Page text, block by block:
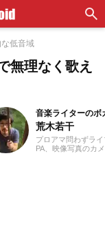
な低音域
無理なく歌え
音楽ライターのボ
荒木若干
プロアマ問わずラ
PA、映像写真のカ